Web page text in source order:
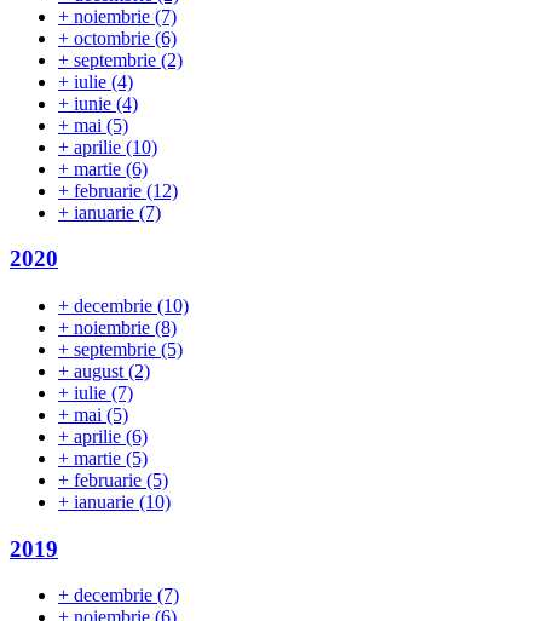
+ noiembrie (7)
+ octombrie (6)
+ septembrie (2)
+ iulie (4)
+ iunie (4)
+ mai (5)
+ aprilie (10)
+ martie (6)
+ februarie (12)
+ ianuarie (7)
2020
+ decembrie (10)
+ noiembrie (8)
+ septembrie (5)
+ august (2)
+ iulie (7)
+ mai (5)
+ aprilie (6)
+ martie (5)
+ februarie (5)
+ ianuarie (10)
2019
+ decembrie (7)